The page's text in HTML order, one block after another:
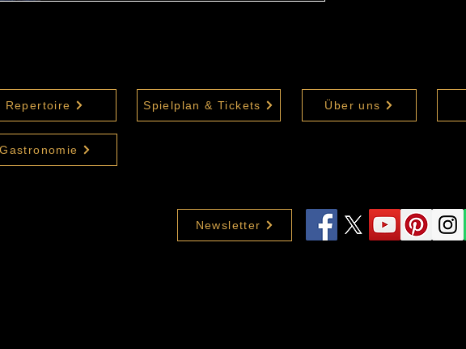
Repertoire Spielplan & Tickets
Gastronomie
Über uns
Newsletter